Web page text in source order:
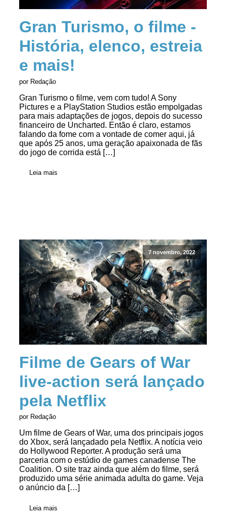
Gran Turismo, o filme -
História, elenco, estreia
e mais!
por Redação
Gran Turismo o filme, vem com tudo! A Sony
Pictures e a PlayStation Studios estão empolgadas
para mais adaptações de jogos, depois do sucesso
financeiro de Uncharted. Então é claro, estamos
falando da fome com a vontade de comer aqui, já
que após 25 anos, uma geração apaixonada de fãs
do jogo de corrida está […]
Leia mais
7 novembro, 2022
Filme de Gears of War
live-action será lançado
pela Netflix
por Redação
Um filme de Gears of War, uma dos principais jogos
do Xbox, será lançadado pela Netflix. A notícia veio
do Hollywood Reporter. A produção será uma
parceria com o estúdio de games canadense The
Coalition. O site traz ainda que além do filme, será
produzido uma série animada adulta do game. Veja
o anúncio da […]
Leia mais